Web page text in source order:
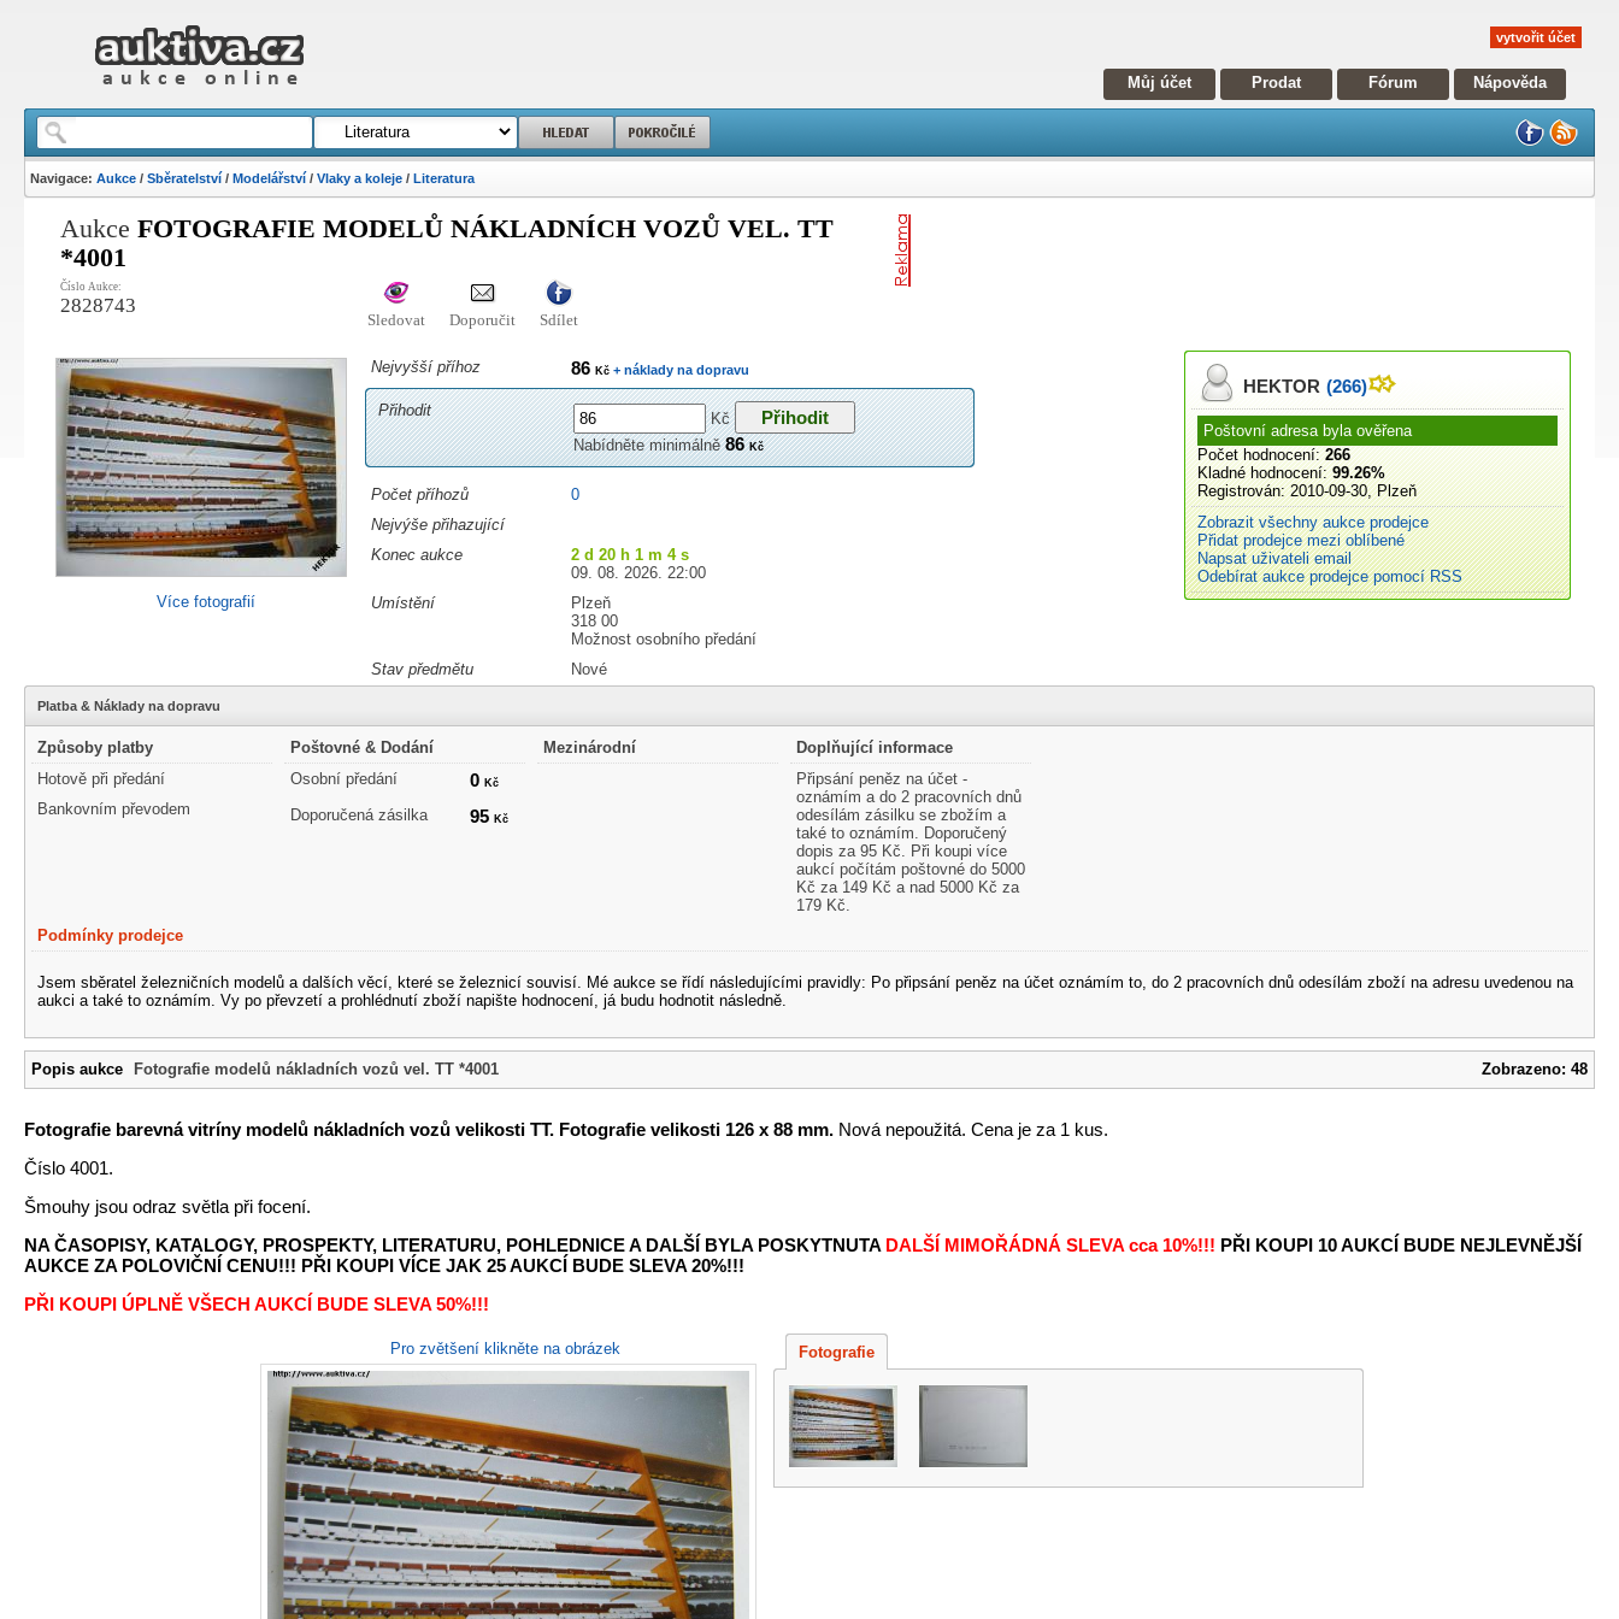
vytvořit účet
Můj účet Prodat Fórum Nápověda
Navigace:Aukce /Sběratelství /Modelářství /Vlaky a koleje /Literatura
AukceFOTOGRAFIE MODELŮ NÁKLADNÍCH VOZŮ VEL. TT
*4001
Číslo Aukce:
2828743
Sledovat Doporučit Sdílet
Více fotografií
Nejvyšší příhoz 86Kč + náklady na dopravu
Přihodit
Kč
Nabídněte minimálně86Kč
Počet příhozů
0
Nejvýše přihazující
Konec aukce
2 d 20 h 1 m 4 s
09. 08. 2026. 22:00
Umístění
Plzeň
318 00
Možnost osobního předání
Stav předmětu
Nové
HEKTOR (266)
Poštovní adresa byla ověřena
Počet hodnocení: 266
Kladné hodnocení: 99.26%
Registrován: 2010-09-30, Plzeň
Zobrazit všechny aukce prodejce
Přidat prodejce mezi oblíbené
Napsat uživateli email
Odebírat aukce prodejce pomocí RSS
Platba & Náklady na dopravu
Způsoby platby
Hotově při předání
Bankovním převodem
Poštovné & Dodání
Osobní předání
0Kč
Doporučená zásilka 95Kč
Mezinárodní
Doplňující informace
Připsání peněz na účet -
oznámím a do 2 pracovních dnů
odesílám zásilku se zbožím a
také to oznámím. Doporučený
dopis za 95 Kč. Při koupi více
aukcí počítám poštovné do 5000
Kč za 149 Kč a nad 5000 Kč za
179 Kč.
Podmínky prodejce
Jsem sběratel železničních modelů a dalších věcí, které se železnicí souvisí. Mé aukce se řídí následujícími pravidly: Po připsání peněz na účet oznámím to, do 2 pracovních dnů odesílám zboží na adresu uvedenou na
aukci a také to oznámím. Vy po převzetí a prohlédnutí zboží napište hodnocení, já budu hodnotit následně.
Popis aukce Fotografie modelů nákladních vozů vel. TT *4001 Zobrazeno: 48
Fotografie barevná vitríny modelů nákladních vozů velikosti TT. Fotografie velikosti 126 x 88 mm. Nová nepoužitá. Cena je za 1 kus.
Číslo 4001.
Šmouhy jsou odraz světla při focení.
NA ČASOPISY, KATALOGY, PROSPEKTY, LITERATURU, POHLEDNICE A DALŠÍ BYLA POSKYTNUTA DALŠÍ MIMOŘÁDNÁ SLEVA cca 10%!!! PŘI KOUPI 10 AUKCÍ BUDE NEJLEVNĚJŠÍ
AUKCE ZA POLOVIČNÍ CENU!!! PŘI KOUPI VÍCE JAK 25 AUKCÍ BUDE SLEVA 20%!!!
PŘI KOUPI ÚPLNĚ VŠECH AUKCÍ BUDE SLEVA 50%!!!
Pro zvětšení klikněte na obrázek Fotografie